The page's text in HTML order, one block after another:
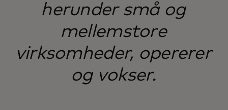
herunder små og
mellemstore
virksomheder, opererer
og vokser.